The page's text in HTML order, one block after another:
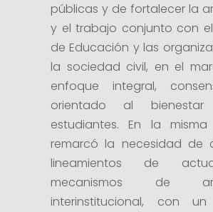
públicas y de fortalecer la
y el trabajo conjunto con el
de Educación y las
la sociedad civil, en el
enfoque integral,
orientado al
estudiantes. En la
remarcó la necesidad de
lineamientos de
mecanismos de
interinstitucional, con